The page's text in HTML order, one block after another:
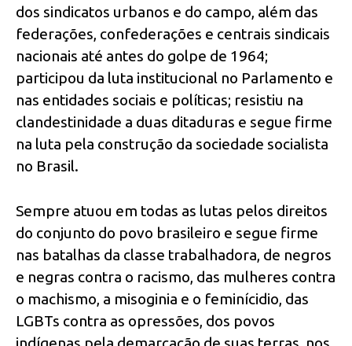
dos sindicatos urbanos e do campo, além das
federações, confederações e centrais sindicais
nacionais até antes do golpe de 1964;
participou da luta institucional no Parlamento e
nas entidades sociais e políticas; resistiu na
clandestinidade a duas ditaduras e segue firme
na luta pela construção da sociedade socialista
no Brasil.
Sempre atuou em todas as lutas pelos direitos
do conjunto do povo brasileiro e segue firme
nas batalhas da classe trabalhadora, de negros
e negras contra o racismo, das mulheres contra
o machismo, a misoginia e o feminícidio, das
LGBTs contra as opressões, dos povos